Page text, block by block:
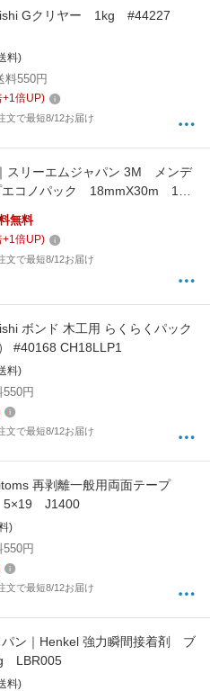
Gクリヤー 1kg #44227
料)
料550円
+1倍UP)
文で最短8/12お届け
スリーエムジャパン 3M メンデ
エコノパック 18mmX30m 12
MP-18S
無料
+1倍UP)
文で最短8/12お届け
ボンド 木工用 らくらくパック
#40168 CH18LLP1
料)
円
文で最短8/12お届け
再剥離一般用両面テープ
5×19 J1400
)
円
文で最短8/12お届け
パン｜Henkel 強力瞬間接着剤 ブ
LBR005
料)